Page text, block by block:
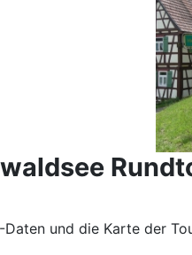
und die Karte der